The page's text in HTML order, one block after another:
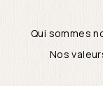
Qui sommes
Nos